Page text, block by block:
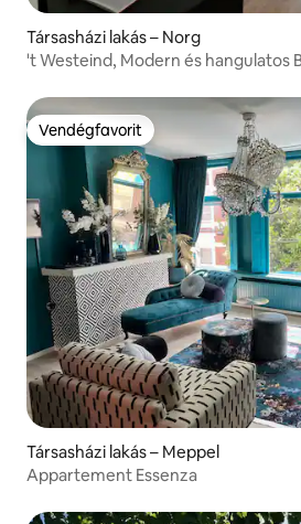
Társasházi lakás – Norg
't Westeind, Modern és hangulatos
Vendégfavorit
Vendégfavorit
Társasházi lakás – Meppel
Appartement Essenza